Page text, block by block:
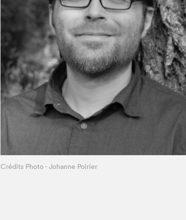
À propos du Salon
Liste des exposant·e·s
Liste des auteur·rice·s
Crédits Photo - Johanne Poirier